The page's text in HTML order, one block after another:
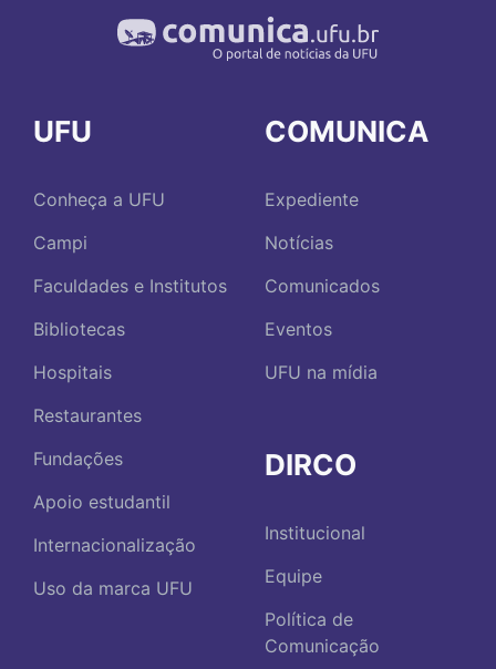
UFU
Conheça a UFU
Campi
Faculdades e Institutos
Bibliotecas
Hospitais
Restaurantes
Fundações
Apoio estudantil
Internacionalização
Uso da marca UFU
COMUNICA
Expediente
Notícias
Comunicados
Eventos
UFU na mídia
DIRCO
Institucional
Equipe
Política de
Comunicação